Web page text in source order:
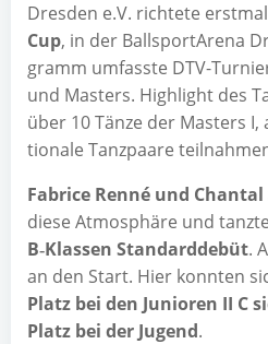
Dres­den e.V. rich­te­te
Cup, in der Ball­sport­Are­na
gramm umfass­te DTV-
und Mas­ters. High­light des
über 10 Tän­ze der Mas­ters
tio­na­le Tanz­paa­re
Fabri­ce Ren­né und
die­se Atmo­sphä­re und
B‑Klassen Stan­dard­de­büt.
an den Start. Hier konn­ten
Platz bei den Junio­ren II C
Platz bei der Jugend.